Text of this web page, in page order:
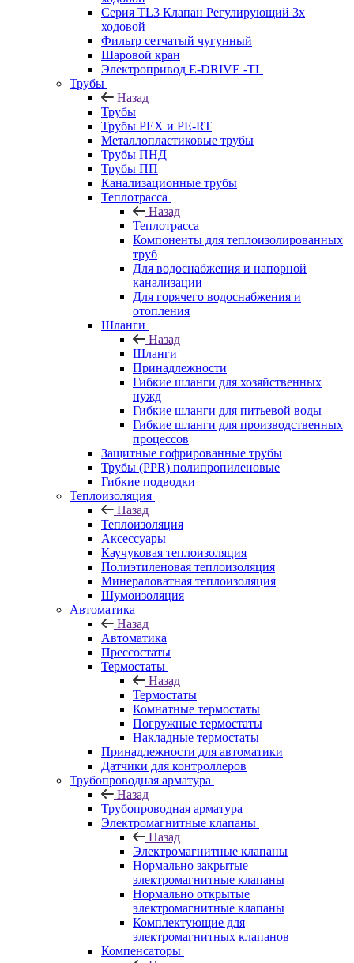
Серия TL3 Клапан Регулирующий 3х
ходовой
Фильтр сетчатый чугунный
Шаровой кран
Электропривод E-DRIVE -TL
Трубы
Назад
Трубы
Трубы PEX и PE-RT
Металлопластиковые трубы
Трубы ПНД
Трубы ПП
Канализационные трубы
Теплотрасса
Назад
Теплотрасса
Компоненты для теплоизолированных
труб
Для водоснабжения и напорной
канализации
Для горячего водоснабжения и
отопления
Шланги
Назад
Шланги
Принадлежности
Гибкие шланги для хозяйственных
нужд
Гибкие шланги для питьевой воды
Гибкие шланги для производственных
процессов
Защитные гофрированные трубы
Трубы (РРR) полипропиленовые
Гибкие подводки
Теплоизоляция
Назад
Теплоизоляция
Аксессуары
Каучуковая теплоизоляция
Полиэтиленовая теплоизоляция
Минераловатная теплоизоляция
Шумоизоляция
Автоматика
Назад
Автоматика
Прессостаты
Термостаты
Назад
Термостаты
Комнатные термостаты
Погружные термостаты
Накладные термостаты
Принадлежности для автоматики
Датчики для контроллеров
Трубопроводная арматура
Назад
Трубопроводная арматура
Электромагнитные клапаны
Назад
Электромагнитные клапаны
Нормально закрытые
электромагнитные клапаны
Нормально открытые
электромагнитные клапаны
Комплектующие для
электромагнитных клапанов
Компенсаторы